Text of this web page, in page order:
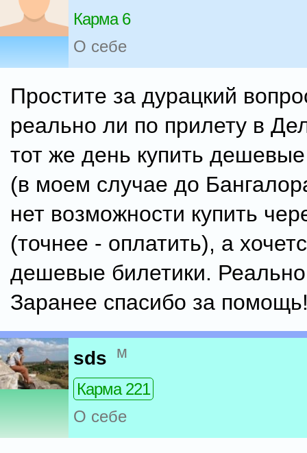
Карма 6
О себе
Простите за дурацкий
реально ли по прилету в
тот же день купить
(в моем случае до
нет возможности купить
(точнее - оплатить), а
дешевые билетики.
Заранее спасибо за
sds м
Карма 221
О себе